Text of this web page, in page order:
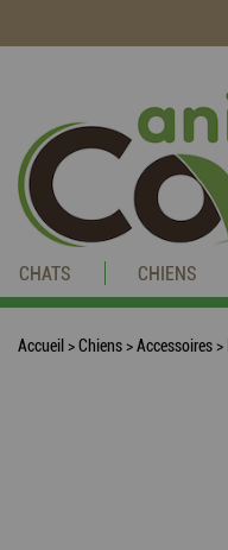
CHATS CHIENS
Accueil >Chiens>Accessoires>